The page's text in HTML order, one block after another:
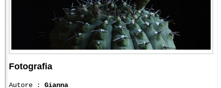
Fotografia
Autore : Gianna